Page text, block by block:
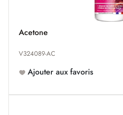
Acetone
V324089-AC
Ajouter aux favoris